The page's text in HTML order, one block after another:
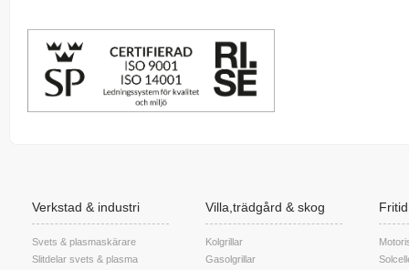
Verkstad & industri
Svets & plasmaskärare
Slitdelar svets & plasma
Villa,trädgård & skog
Kolgrillar
Gasolgrillar